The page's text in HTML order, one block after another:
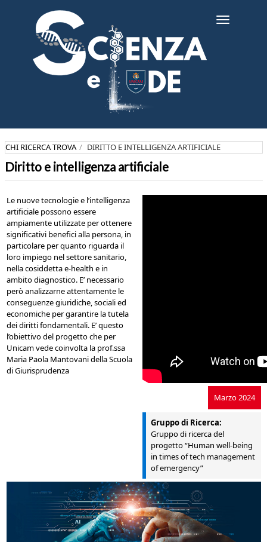
contenuto
Toggle
CHI RICERCA TROVA DIRITTO E INTELLIGENZA ARTIFICIALE
Diritto e intelligenza artificiale
Le nuove tecnologie e l’intelligenza
artificiale possono essere
ampiamente utilizzate per ottenere
significativi benefici alla persona, in
particolare per quanto riguarda il
loro impiego nel settore sanitario,
nella cosiddetta e-health e in
ambito diagnostico. E’ necessario
però analizzarne attentamente le
conseguenze giuridiche, sociali ed
economiche per garantire la tutela
dei diritti fondamentali. E’ questo
l’obiettivo del progetto che per
Unicam vede coinvolta la prof.ssa
Maria Paola Mantovani della Scuola
di Giurisprudenza
Marzo 2024
Gruppo di Ricerca:
Gruppo di ricerca del
progetto “Human well-being
in times of tech management
of emergency”
ehealth_evidenza.jpg